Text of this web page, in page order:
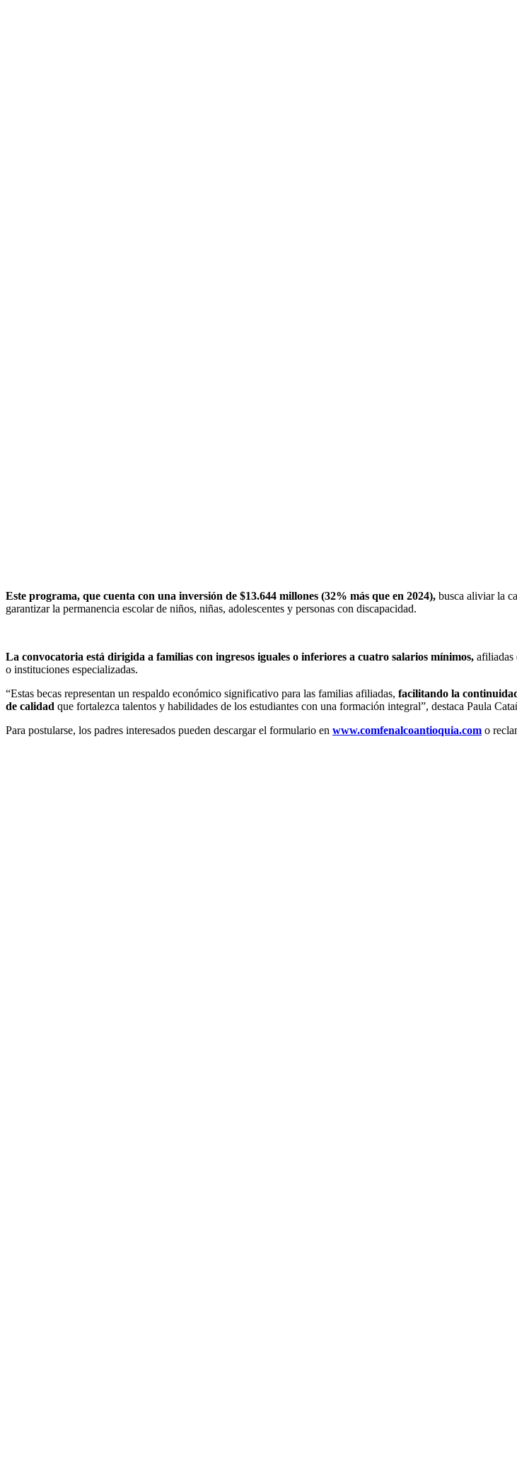
Este programa, que cuenta con una inversión de $13.644 millones (32% más que en 2024), busca aliviar la
garantizar la permanencia escolar de niños, niñas, adolescentes y personas con discapacidad.
La convocatoria está dirigida a familias con ingresos iguales o inferiores a cuatro salarios mínimos, afiliadas
o instituciones especializadas.
“Estas becas representan un respaldo económico significativo para las familias afiliadas, facilitando la
de calidad que fortalezca talentos y habilidades de los estudiantes con una formación integral”, destaca Paula
Para postularse, los padres interesados pueden descargar el formulario en www.comfenalcoantioquia.com o